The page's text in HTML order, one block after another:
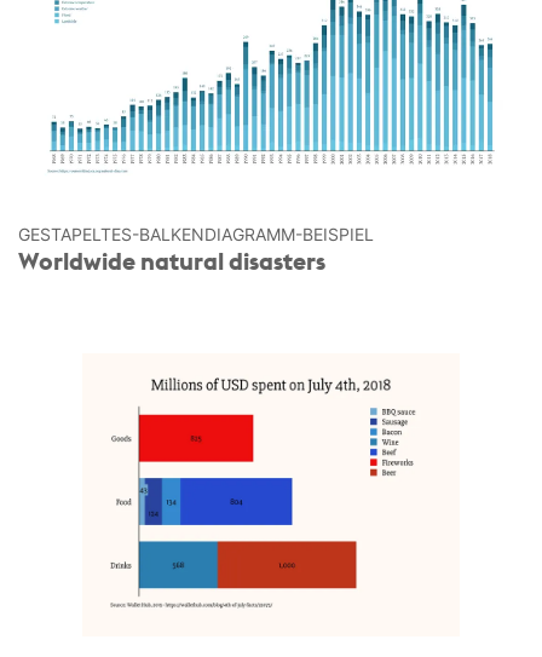
GESTAPELTES-BALKEN­DIAGRAMM-BEISPIEL
Worldwide natural disasters